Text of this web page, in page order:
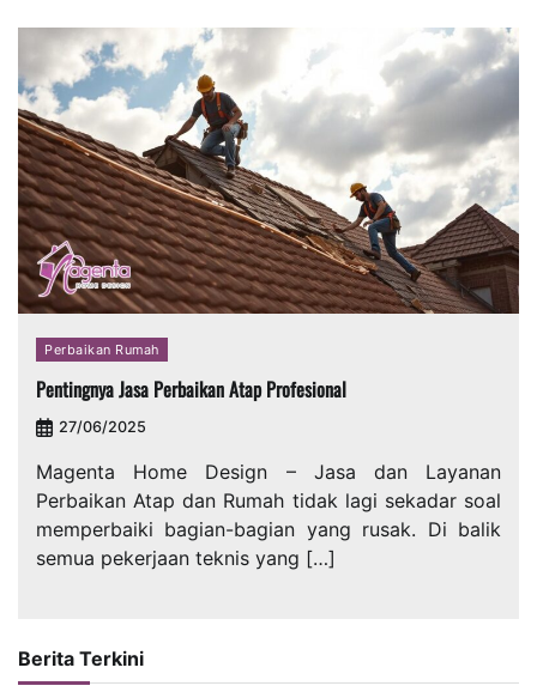
Perbaikan Rumah
Pentingnya Jasa Perbaikan Atap Profesional
27/06/2025
Magenta Home Design – Jasa dan Layanan
Perbaikan Atap dan Rumah tidak lagi sekadar soal
memperbaiki bagian-bagian yang rusak. Di balik
semua pekerjaan teknis yang […]
Berita Terkini